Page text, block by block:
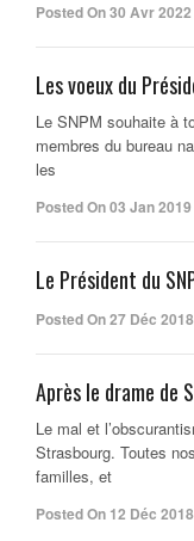
Posted On 30 Avr 2022
Les voeux du
Le SNPM souhaite à
membres du bureau
les
Posted On 03 Jan 2019
Le Président du
Posted On 27 Déc 2018
Après le drame de
Le mal et
Strasbourg. Toutes
familles, et
Posted On 12 Déc 2018